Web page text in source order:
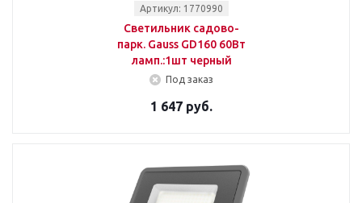
Артикул: 1770990
Светильник садово-
парк. Gauss GD160 60Вт
ламп.:1шт черный
Под заказ
1 647 руб.